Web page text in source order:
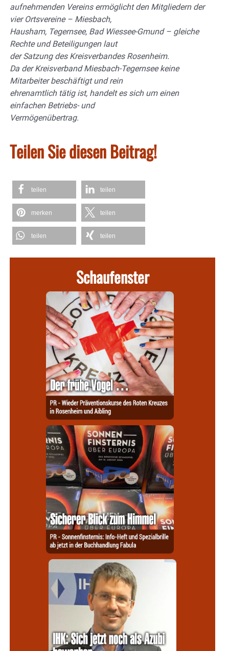
aufnehmenden Vereins ermöglicht den Mitgliedern der
vier Ortsvereine – Miesbach,
Hausham, Tegernsee, Bad Wiessee-Gmund – gleiche
Rechte und Beteiligungen laut
der Satzung des Kreisverbandes Rosenheim.
Da der Kreisverband Miesbach-Tegernsee keine
Mitarbeiter beschäftigt und rein
ehrenamtlich tätig ist, handelt es sich um einen
einfachen Betriebs- und
Vermögenübertrag.
Teilen Sie diesen Beitrag!
teilen teilen
merken teilen
teilen teilen
Schaufenster